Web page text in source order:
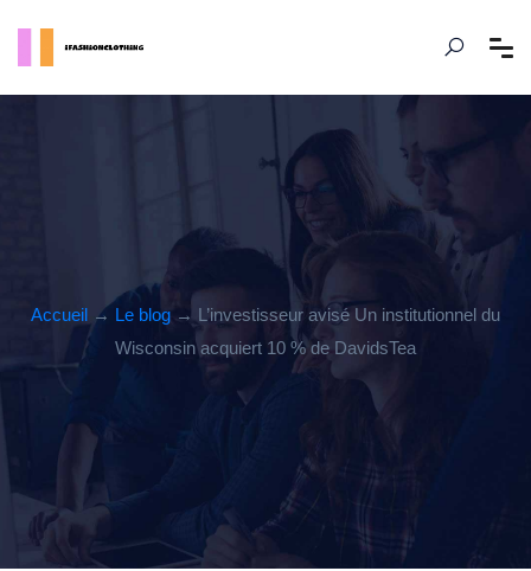
Accueil → Le blog → L’investisseur avisé Un institutionnel du
Wisconsin acquiert 10 % de DavidsTea